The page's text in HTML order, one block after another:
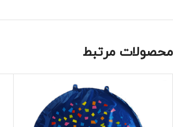
محصولات مرتبط